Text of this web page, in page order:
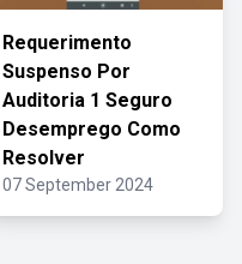
Requerimento
Suspenso Por
Auditoria 1 Seguro
Desemprego Como
Resolver
07 September 2024